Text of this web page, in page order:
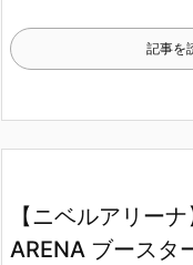
記事を
【ニベルアリー
ARENA ブースタ